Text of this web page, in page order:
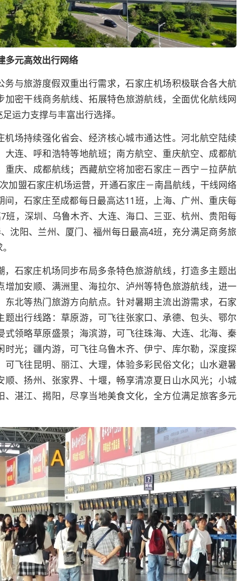
多元高效出行网络
务与旅游度假双重出行需求，石家庄机场积极联合各大航
加密干线商务航线、拓展特色旅游航线，全面优化航线网
运力支撑与丰富出行选择。
机场持续强化省会、经济核心城市通达性。河北航空陆续
大连、呼和浩特等地航班；南方航空、重庆航空、成都航
重庆、成都航线；西藏航空将加密石家庄－西宁－拉萨航
加盟石家庄机场运营，开通石家庄－南昌航线，干线网络
间，石家庄至成都每日最高达11班，上海、广州、重庆每
班，深圳、乌鲁木齐、大连、海口、三亚、杭州、贵阳每
沈阳、兰州、厦门、福州每日最高4班，充分满足商务旅
，石家庄机场同步布局多条特色旅游航线，打造多主题出
增加安顺、满洲里、海拉尔、泸州等特色旅游航线，进一
东北等热门旅游方向航点。针对暑期主流出游需求，石家
题出行线路：草原游，可飞往张家口、承德、包头、鄂尔
式领略草原盛景；海滨游，可飞往珠海、大连、北海、秦
时光；疆内游，可飞往乌鲁木齐、伊宁、库尔勒，深度探
可飞往昆明、丽江、大理，体验多彩民俗文化；山水避暑
顺、扬州、张家界、十堰，畅享清凉夏日山水风光；小城
、湛江、揭阳，尽享当地美食文化，全方位满足旅客多元